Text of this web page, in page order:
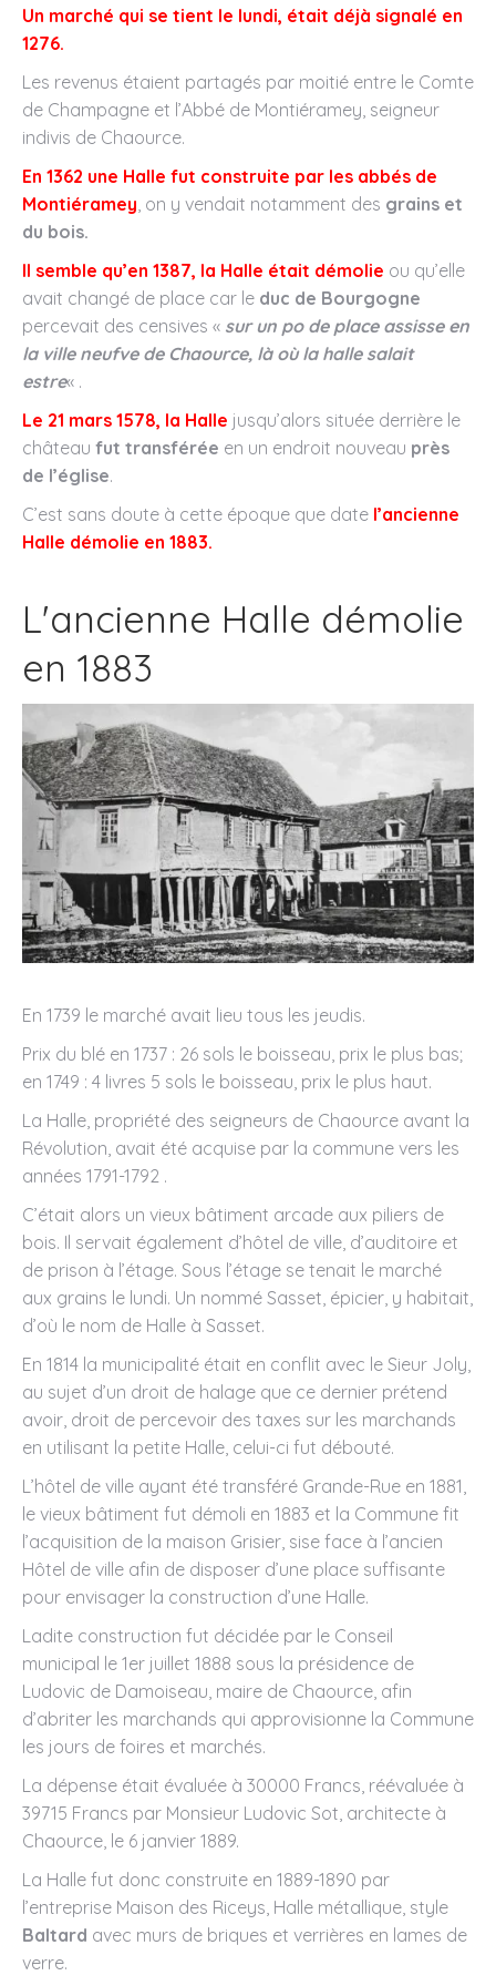
Un marché qui se tient le lundi, était déjà signalé en
1276.
Les revenus étaient partagés par moitié entre le Comte
de Champagne et l’Abbé de Montiéramey, seigneur
indivis de Chaource.
En 1362 une Halle fut construite par les abbés de
Montiéramey, on y vendait notamment des grains et
du bois.
Il semble qu’en 1387, la Halle était démolie ou qu’elle
avait changé de place car le duc de Bourgogne
percevait des censives « sur un po de place assisse en
la ville neufve de Chaource, là où la halle salait
estre« .
Le 21 mars 1578, la Halle jusqu’alors située derrière le
château fut transférée en un endroit nouveau près
de l’église.
C’est sans doute à cette époque que date l’ancienne
Halle démolie en 1883.
L'ancienne Halle démolie
en 1883
En 1739 le marché avait lieu tous les jeudis.
Prix du blé en 1737 : 26 sols le boisseau, prix le plus bas;
en 1749 : 4 livres 5 sols le boisseau, prix le plus haut.
La Halle, propriété des seigneurs de Chaource avant la
Révolution, avait été acquise par la commune vers les
années 1791-1792 .
C’était alors un vieux bâtiment arcade aux piliers de
bois. Il servait également d’hôtel de ville, d’auditoire et
de prison à l’étage. Sous l’étage se tenait le marché
aux grains le lundi. Un nommé Sasset, épicier, y habitait,
d’où le nom de Halle à Sasset.
En 1814 la municipalité était en conflit avec le Sieur Joly,
au sujet d’un droit de halage que ce dernier prétend
avoir, droit de percevoir des taxes sur les marchands
en utilisant la petite Halle, celui-ci fut débouté.
L’hôtel de ville ayant été transféré Grande-Rue en 1881,
le vieux bâtiment fut démoli en 1883 et la Commune fit
l’acquisition de la maison Grisier, sise face à l’ancien
Hôtel de ville afin de disposer d’une place suffisante
pour envisager la construction d’une Halle.
Ladite construction fut décidée par le Conseil
municipal le 1er juillet 1888 sous la présidence de
Ludovic de Damoiseau, maire de Chaource, afin
d’abriter les marchands qui approvisionne la Commune
les jours de foires et marchés.
La dépense était évaluée à 30000 Francs, réévaluée à
39715 Francs par Monsieur Ludovic Sot, architecte à
Chaource, le 6 janvier 1889.
La Halle fut donc construite en 1889-1890 par
l’entreprise Maison des Riceys, Halle métallique, style
Baltard avec murs de briques et verrières en lames de
verre.